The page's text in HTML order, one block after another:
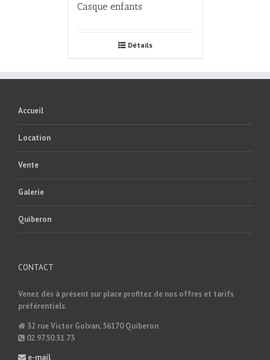
Casque enfants
Détails
Accueil
Location
Vente
Galerie
Quiberon
CONTACT
Venez dès à présent sur place profitez de nos offres et tarifs
préférentiels.
32 rue Victor Golvan, 56170 Quiberon
02.97.50.31.73
e-mail